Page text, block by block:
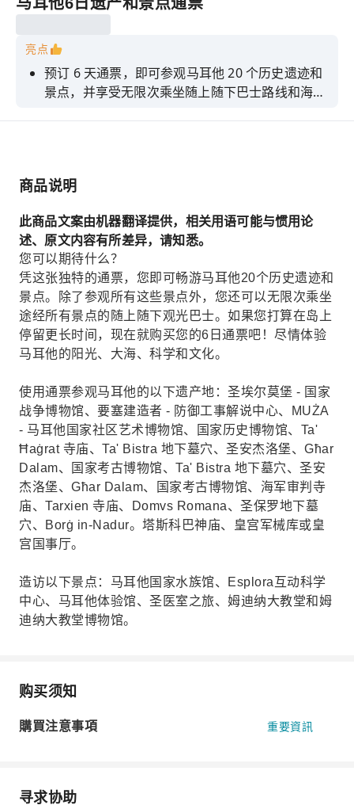
亮点
预订 6 天通票，即可参观马耳他 20 个历史遗迹和
景点，并享受无限次乘坐随上随下巴士路线和海港
商品说明
此商品文案由机器翻译提供，相关用语可能与惯用论
述、原文内容有所差异，请知悉。
您可以期待什么？
凭这张独特的通票，您即可畅游马耳他20个历史遗迹和
景点。除了参观所有这些景点外，您还可以无限次乘坐
途经所有景点的随上随下观光巴士。如果您打算在岛上
停留更长时间，现在就购买您的6日通票吧！尽情体验
马耳他的阳光、大海、科学和文化。
使用通票参观马耳他的以下遗产地：圣埃尔莫堡 - 国家
战争博物馆、要塞建造者 - 防御工事解说中心、MUŻA
- 马耳他国家社区艺术博物馆、国家历史博物馆、Ta'
Ħaġrat 寺庙、Ta' Bistra 地下墓穴、圣安杰洛堡、Għar
Dalam、国家考古博物馆、Ta' Bistra 地下墓穴、圣安
杰洛堡、Għar Dalam、国家考古博物馆、海军审判寺
庙、Tarxien 寺庙、Domvs Romana、圣保罗地下墓
穴、Borġ in-Nadur。塔斯科巴神庙、皇宫军械库或皇
宫国事厅。
造访以下景点：马耳他国家水族馆、Esplora互动科学
中心、马耳他体验馆、圣医室之旅、姆迪纳大教堂和姆
迪纳大教堂博物馆。
购买须知
購買注意事項 重要資訊
寻求协助